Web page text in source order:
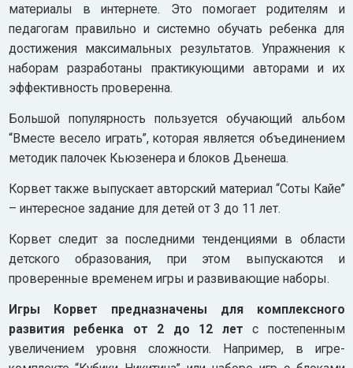
материалы в интернете. Это помогает родителям и
педагогам правильно и системно обучать ребенка для
достижения максимальных результатов. Упражнения к
наборам разработаны практикующими авторами и их
эффективность проверенна.
Большой популярность пользуется обучающий альбом
“Вместе весело играть”, которая является объединением
методик палочек Кьюзенера и блоков Дьенеша.
Корвет также выпускает авторский материал “Соты Кайе”
– интересное задание для детей от 3 до 11 лет.
Корвет следит за последними тенденциями в области
детского образования, при этом выпускаются и
проверенные временем игры и развивающие наборы.
Игры Корвет предназначены для комплексного
развития ребенка от 2 до 12 лет с постепенным
увеличением уровня сложности. Например, в игре-